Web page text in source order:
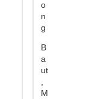
o
n
g
B
a
ut
,
M